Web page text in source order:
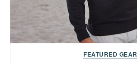
FEATURED GEAR